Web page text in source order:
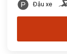
Đậu xe